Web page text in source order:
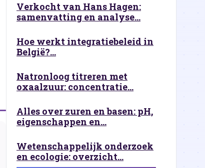
Verkocht van Hans Hagen:
samenvatting en analyse...
Hoe werkt integratiebeleid in
België?...
Natronloog titreren met
oxaalzuur: concentratie...
Alles over zuren en basen: pH,
eigenschappen en...
Wetenschappelijk onderzoek
en ecologie: overzicht...